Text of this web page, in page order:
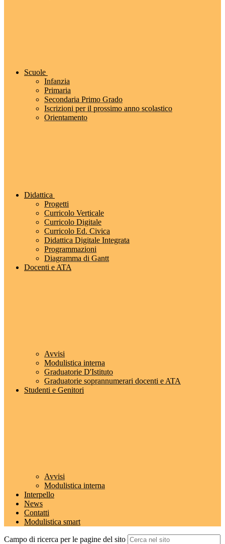
Scuole
Infanzia
Primaria
Secondaria Primo Grado
Iscrizioni per il prossimo anno scolastico
Orientamento
Didattica
Progetti
Curricolo Verticale
Curricolo Digitale
Curricolo Ed. Civica
Didattica Digitale Integrata
Programmazioni
Diagramma di Gantt
Docenti e ATA
Avvisi
Modulistica interna
Graduatorie D'Istituto
Graduatorie soprannumerari docenti e ATA
Studenti e Genitori
Avvisi
Modulistica interna
Interpello
News
Contatti
Modulistica smart
Campo di ricerca per le pagine del sito